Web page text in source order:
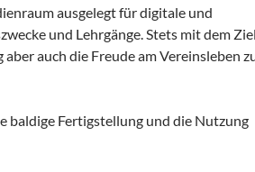
ausgelegt für digitale und
und Lehrgänge. Stets mit dem Ziel
auch die Freude am Vereinsleben
baldige Fertigstellung und die Nutzung